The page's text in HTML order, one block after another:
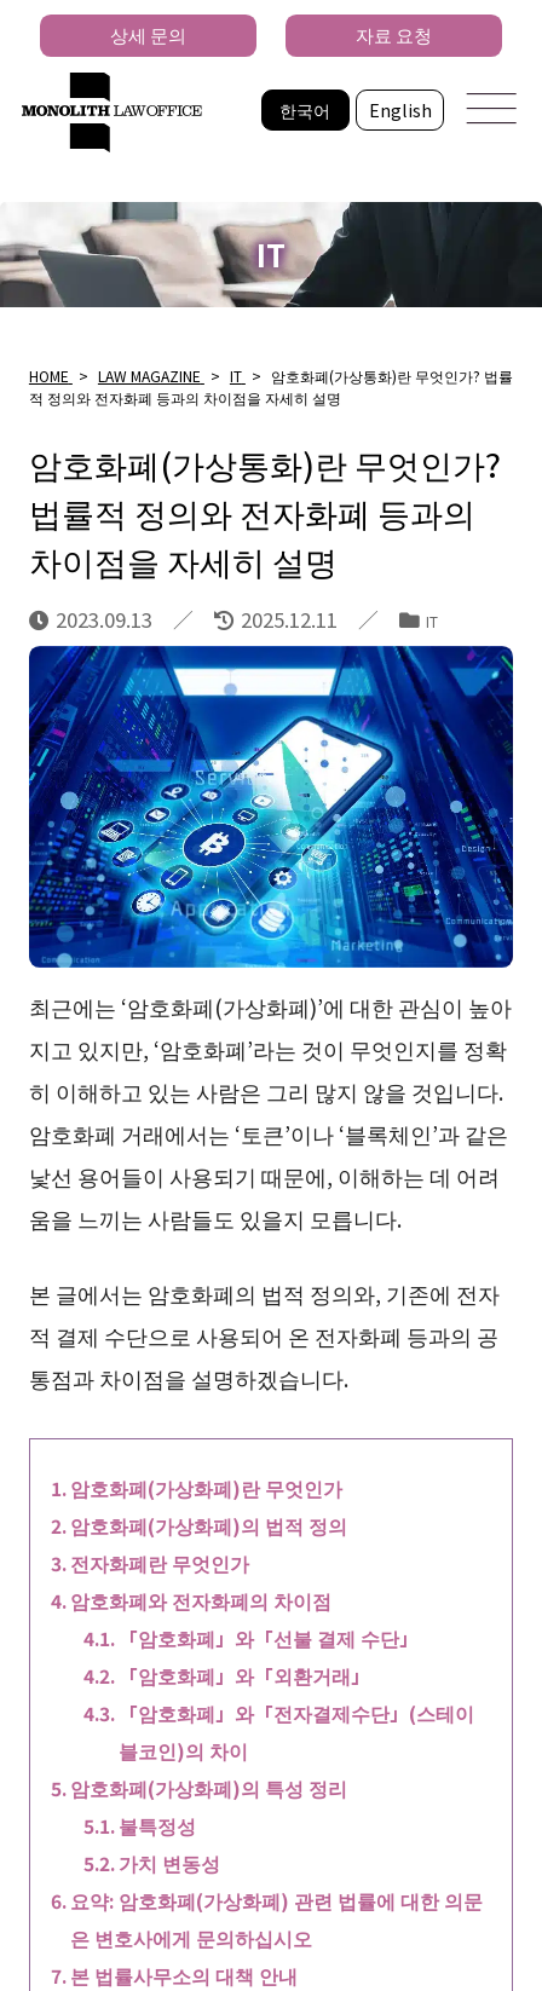
한국어 English
상세 문의 자료 요청
IT
HOME > LAW MAGAZINE > IT > 암호화폐(가상통화)란 무엇인가? 법률
적 정의와 전자화폐 등과의 차이점을 자세히 설명
암호화폐(가상통화)란 무엇인가?
법률적 정의와 전자화폐 등과의
차이점을 자세히 설명
2023.09.13 2025.12.11 IT
최근에는 ‘암호화폐(가상화폐)’에 대한 관심이 높아
지고 있지만, ‘암호화폐’라는 것이 무엇인지를 정확
히 이해하고 있는 사람은 그리 많지 않을 것입니다.
암호화폐 거래에서는 ‘토큰’이나 ‘블록체인’과 같은
낯선 용어들이 사용되기 때문에, 이해하는 데 어려
움을 느끼는 사람들도 있을지 모릅니다.
본 글에서는 암호화폐의 법적 정의와, 기존에 전자
적 결제 수단으로 사용되어 온 전자화폐 등과의 공
통점과 차이점을 설명하겠습니다.
암호화폐(가상화폐)란 무엇인가
암호화폐(가상화폐)의 법적 정의
전자화폐란 무엇인가
암호화폐와 전자화폐의 차이점
「암호화폐」와「선불 결제 수단」
「암호화폐」와「외환거래」
「암호화폐」와「전자결제수단」(스테이
블코인)의 차이
암호화폐(가상화폐)의 특성 정리
불특정성
가치 변동성
요약: 암호화폐(가상화폐) 관련 법률에 대한 의문
은 변호사에게 문의하십시오
본 법률사무소의 대책 안내